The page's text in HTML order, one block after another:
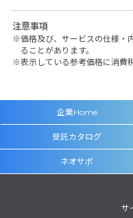
注意事項
価格及び、サービスの仕様・
ることがあります。
表示している参考価格に消費
企業Home
受託カタログ
ネオサポ
サ